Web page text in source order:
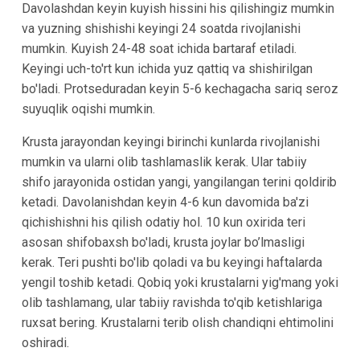
Davolashdan keyin kuyish hissini his qilishingiz mumkin
va yuzning shishishi keyingi 24 soatda rivojlanishi
mumkin. Kuyish 24-48 soat ichida bartaraf etiladi.
Keyingi uch-to'rt kun ichida yuz qattiq va shishirilgan
bo'ladi. Protseduradan keyin 5-6 kechagacha sariq seroz
suyuqlik oqishi mumkin.
Krusta jarayondan keyingi birinchi kunlarda rivojlanishi
mumkin va ularni olib tashlamaslik kerak. Ular tabiiy
shifo jarayonida ostidan yangi, yangilangan terini qoldirib
ketadi. Davolanishdan keyin 4-6 kun davomida ba'zi
qichishishni his qilish odatiy hol. 10 kun oxirida teri
asosan shifobaxsh bo'ladi, krusta joylar bo’lmasligi
kerak. Teri pushti bo'lib qoladi va bu keyingi haftalarda
yengil toshib ketadi. Qobiq yoki krustalarni yig'mang yoki
olib tashlamang, ular tabiiy ravishda to'qib ketishlariga
ruxsat bering. Krustalarni terib olish chandiqni ehtimolini
oshiradi.